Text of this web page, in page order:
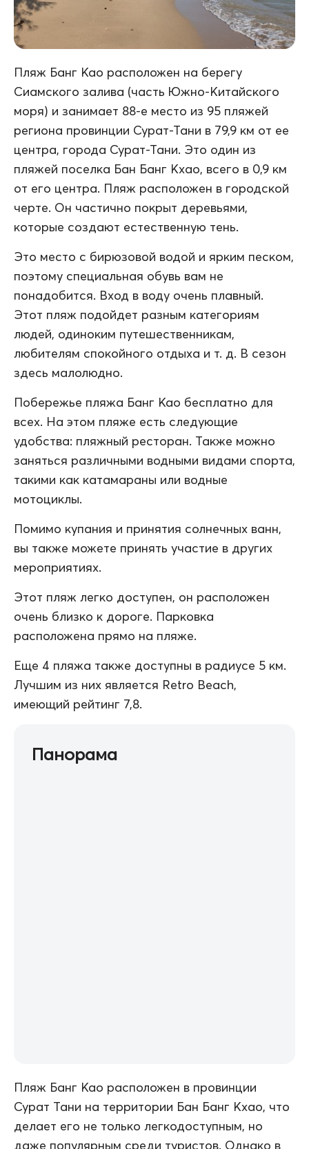
Пляж Банг Као расположен на берегу
Сиамского залива (часть Южно-Китайского
моря) и занимает 88-е место из 95 пляжей
региона провинции Сурат-Тани в 79,9 км от ее
центра, города Сурат-Тани. Это один из
пляжей поселка Бан Банг Кхао, всего в 0,9 км
от его центра. Пляж расположен в городской
черте. Он частично покрыт деревьями,
которые создают естественную тень.
Это место с бирюзовой водой и ярким песком,
поэтому специальная обувь вам не
понадобится. Вход в воду очень плавный.
Этот пляж подойдет разным категориям
людей, одиноким путешественникам,
любителям спокойного отдыха и т. д. В сезон
здесь малолюдно.
Побережье пляжа Банг Као бесплатно для
всех. На этом пляже есть следующие
удобства: пляжный ресторан. Также можно
заняться различными водными видами спорта,
такими как катамараны или водные
мотоциклы.
Помимо купания и принятия солнечных ванн,
вы также можете принять участие в других
мероприятиях.
Этот пляж легко доступен, он расположен
очень близко к дороге. Парковка
расположена прямо на пляже.
Еще 4 пляжа также доступны в радиусе 5 км.
Лучшим из них является Retro Beach,
имеющий рейтинг 7,8.
Панорама
Пляж Банг Као расположен в провинции
Сурат Тани на территории Бан Банг Кхао, что
делает его не только легкодоступным, но
даже популярным среди туристов. Однако в